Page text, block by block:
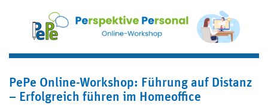
PePe Online-Workshop: Führung auf Distanz
– Erfolgreich führen im Homeoffice